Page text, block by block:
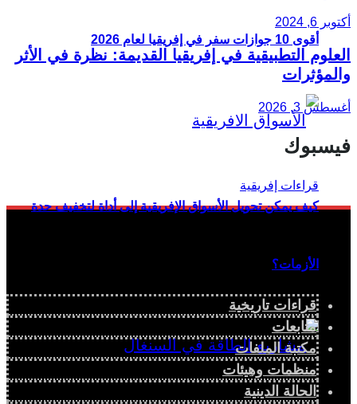
أقوى 10 جوازات سفر في إفريقيا لعام 2026
كيف يمكن تحويل الأسواق الإفريقية إلى أداة لتخفيف حدة
الأزمات؟
أكتوبر 6, 2024
العلوم التطبيقية في إفريقيا القديمة: نظرة في الأثر
والمؤثرات
أغسطس 3, 2026
فيسبوك
قراءات تاريخية
متابعات
مكتبة الملفات
منظمات وهيئات
الحالة الدينية